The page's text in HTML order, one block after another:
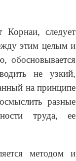
следует
этим целым и
обосновывается
не узкий,
на принципе
разные
труда, ее
методом и